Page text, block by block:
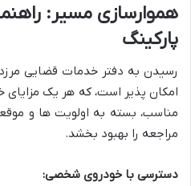
هموارسازی مسیر:
پارکینگ
رسیدن به دفتر خدمات قضایی
امکان پذیر است، که هر یک مزایای
مناسب، بسته به اولویت ها و
مراجعه را بهبود بخشد.
دسترسی با خودروی شخصی: